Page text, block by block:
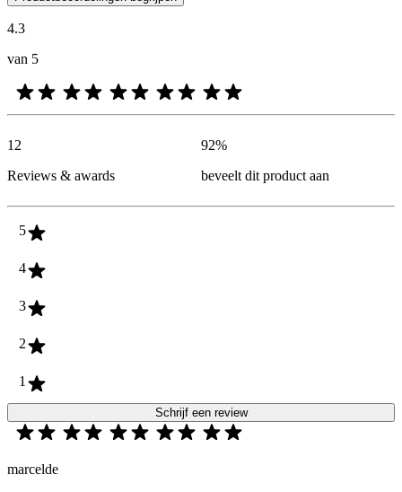
4.3
van 5
12
Reviews & awards
92%
beveelt dit product aan
5
4
3
2
1
Schrijf een review
marcelde